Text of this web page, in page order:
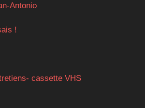
Antonio
!
cassette VHS